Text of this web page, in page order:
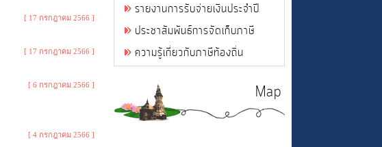
[ 17 กรกฎาคม 2566 ]
[ 17 กรกฎาคม 2566 ]
[ 6 กรกฎาคม 2566 ]
[ 4 กรกฎาคม 2566 ]
รายงานการรับจ่ายเงินประจำปี
ประชาสัมพันธ์การจัดเก็บภาษี
ความรู้เกี่ยวกับภาษีท้องถิ่น
Map